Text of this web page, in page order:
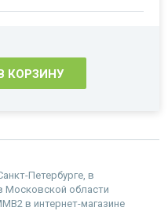
В КОРЗИНУ
Петербурге, в
Московской области
в интернет-магазине